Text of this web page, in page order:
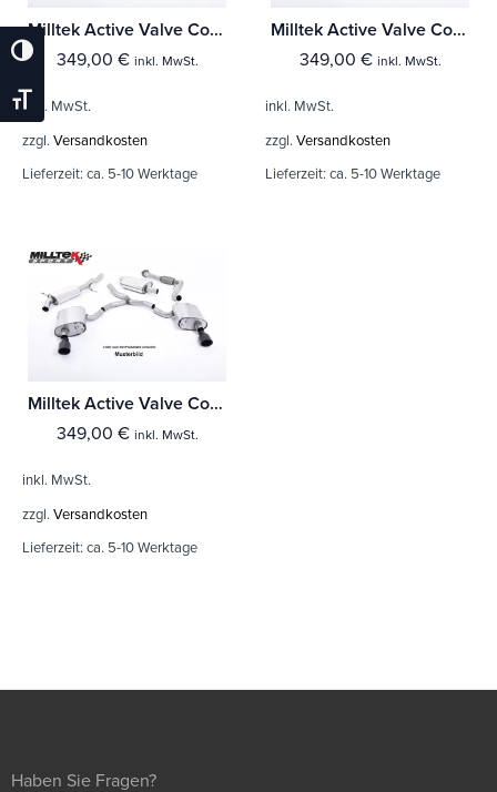
Umschalten Auf Hohe Kontraste
Schrift Vergrößern
Milltek Active Valve Control BMW 3 Series F80 M3 M3 Competition & M3 CS Limousine ((Fahrzeuge mit OPF)
349,00 € inkl. MwSt.
inkl. MwSt.
zzgl. Versandkosten
Lieferzeit: ca. 5-10 Werktage
Milltek Active Valve Control BMW 3 Series F80 M3 & M3 Competition Limousine (Ohne (Fahrzeuge mit OPF)
349,00 € inkl. MwSt.
inkl. MwSt.
zzgl. Versandkosten
Lieferzeit: ca. 5-10 Werktage
Milltek Active Valve Control BMW 2 Series M2 Competition Coupé (F87)
349,00 € inkl. MwSt.
inkl. MwSt.
zzgl. Versandkosten
Lieferzeit: ca. 5-10 Werktage
Haben Sie Fragen?